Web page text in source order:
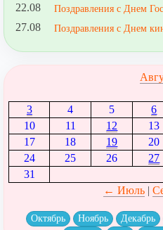
22.08 Поздравления с Днем
27.08 Поздравления с Днем
3
4 5 6
10
11 12 13
17
18 19 20
24
25 26 27
31
← Июль|
Октябрь Ноябрь Декабрь